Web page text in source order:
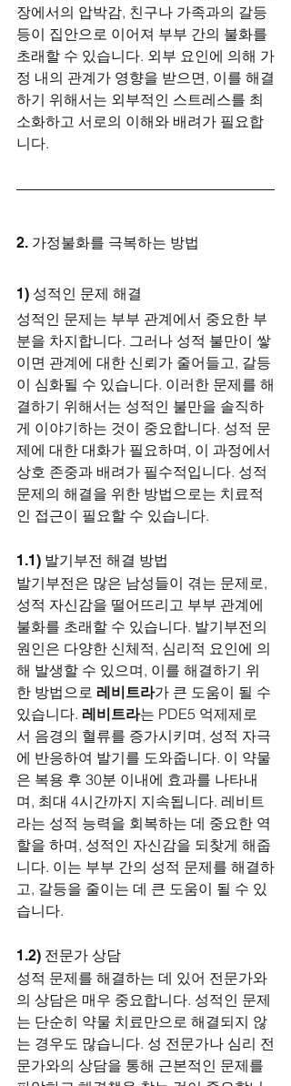
장에서의 압박감, 친구나 가족과의 갈등
등이 집안으로 이어져 부부 간의 불화를
초래할 수 있습니다. 외부 요인에 의해 가
정 내의 관계가 영향을 받으면, 이를 해결
하기 위해서는 외부적인 스트레스를 최
소화하고 서로의 이해와 배려가 필요합
니다.
2. 가정불화를 극복하는 방법
1) 성적인 문제 해결
성적인 문제는 부부 관계에서 중요한 부
분을 차지합니다. 그러나 성적 불만이 쌓
이면 관계에 대한 신뢰가 줄어들고, 갈등
이 심화될 수 있습니다. 이러한 문제를 해
결하기 위해서는 성적인 불만을 솔직하
게 이야기하는 것이 중요합니다. 성적 문
제에 대한 대화가 필요하며, 이 과정에서
상호 존중과 배려가 필수적입니다. 성적
문제의 해결을 위한 방법으로는 치료적
인 접근이 필요할 수 있습니다.
1.1) 발기부전 해결 방법
발기부전은 많은 남성들이 겪는 문제로,
성적 자신감을 떨어뜨리고 부부 관계에
불화를 초래할 수 있습니다. 발기부전의
원인은 다양한 신체적, 심리적 요인에 의
해 발생할 수 있으며, 이를 해결하기 위
한 방법으로 레비트라가 큰 도움이 될 수
있습니다. 레비트라는 PDE5 억제제로
서 음경의 혈류를 증가시키며, 성적 자극
에 반응하여 발기를 도와줍니다. 이 약물
은 복용 후 30분 이내에 효과를 나타내
며, 최대 4시간까지 지속됩니다. 레비트
라는 성적 능력을 회복하는 데 중요한 역
할을 하며, 성적인 자신감을 되찾게 해줍
니다. 이는 부부 간의 성적 문제를 해결하
고, 갈등을 줄이는 데 큰 도움이 될 수 있
습니다.
1.2) 전문가 상담
성적 문제를 해결하는 데 있어 전문가와
의 상담은 매우 중요합니다. 성적인 문제
는 단순히 약물 치료만으로 해결되지 않
는 경우도 많습니다. 성 전문가나 심리 전
문가와의 상담을 통해 근본적인 문제를